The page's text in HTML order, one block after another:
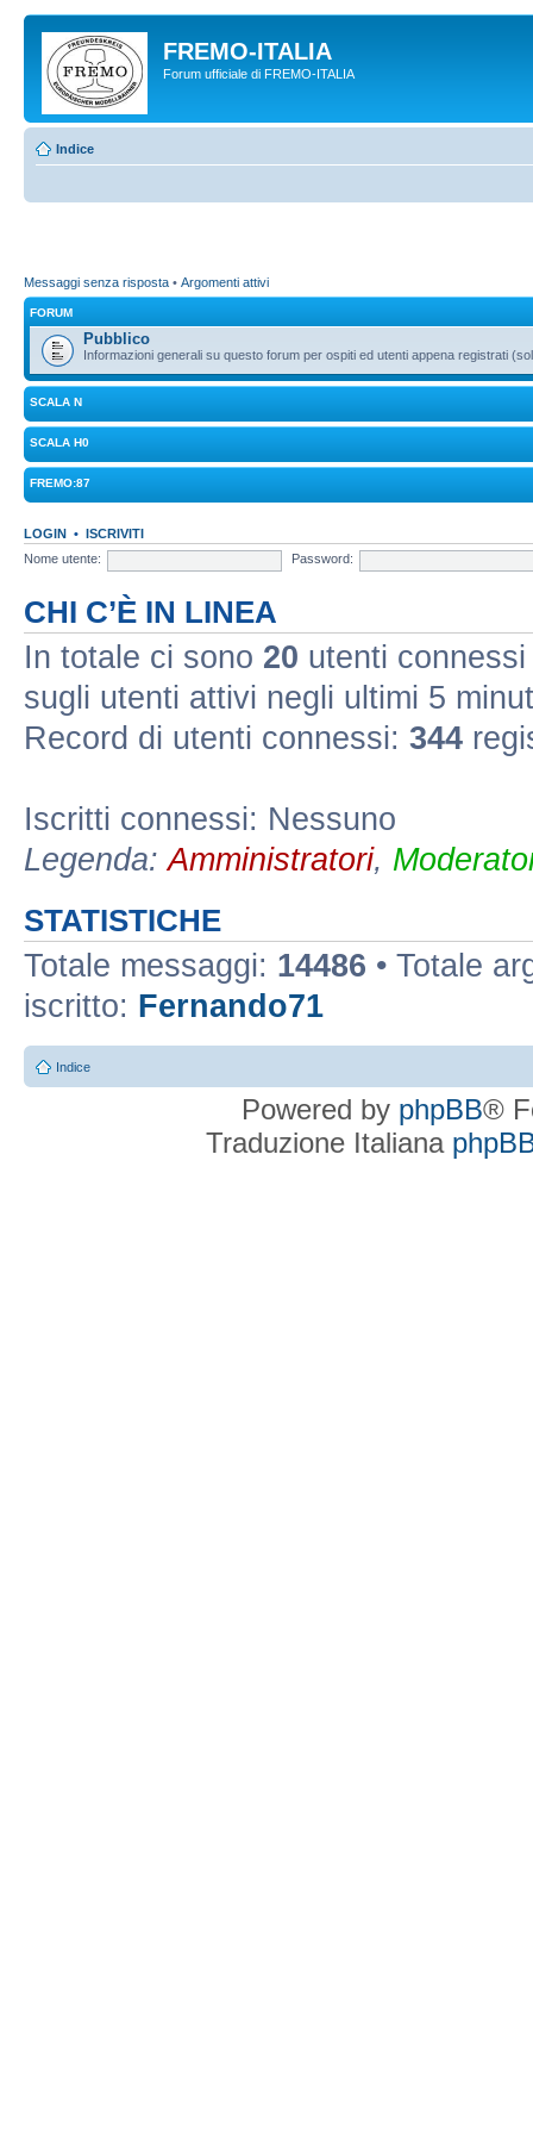
FREMO-ITALIA
Forum ufficiale di FREMO-ITALIA
Indice
Messaggi senza risposta • Argomenti attivi
FORUM
Pubblico
Informazioni generali su questo forum per ospiti ed utenti appena registrati
SCALA N
SCALA H0
FREMO:87
LOGIN • ISCRIVITI
Nome utente:
Password:
CHI C’È IN LINEA
In totale ci sono 20 utenti
sugli utenti attivi negli ultimi 5
Record di utenti connessi: 344
Iscritti connessi: Nessuno
Legenda:Amministratori,
STATISTICHE
Totale messaggi: 14486 • Totale
iscritto: Fernando71
Indice
Powered by phpBB®
Traduzione Italiana